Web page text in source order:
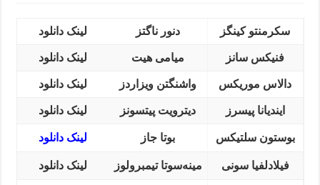
سکرمنتو کینگز دنور ناگتز لینک دانلود
فنیکس سانز میامی هیت لینک دانلود
دالاس موریکس واشنگتن ویزاردز لینک دانلود
ایندیانا پیسرز دیترویت پیتسونز لینک دانلود
بوستون سلتیکس بوتا جاز لینک دانلود
فیلادلفیا سونی مینه‌سوتا تیمبرولوز لینک دانلود